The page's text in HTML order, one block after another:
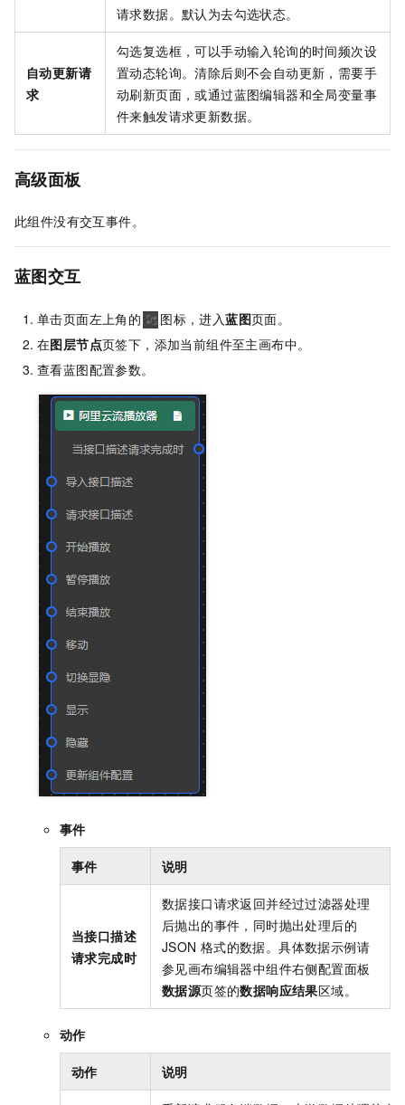
请求数据。默认为去勾选状态。
自动更新请
求
勾选复选框，可以手动输入轮询的时间频次设
置动态轮询。清除后则不会自动更新，需要手
动刷新页面，或通过蓝图编辑器和全局变量事
件来触发请求更新数据。
高级面板
此组件没有交互事件。
蓝图交互
单击页面左上角的 图标，进入蓝图页面。
在图层节点页签下，添加当前组件至主画布中。
查看蓝图配置参数。
事件
事件 说明
当接口描述
请求完成时
数据接口请求返回并经过过滤器处理
后抛出的事件，同时抛出处理后的
JSON 格式的数据。具体数据示例请
参见画布编辑器中组件右侧配置面板
数据源页签的数据响应结果区域。
动作
动作 说明